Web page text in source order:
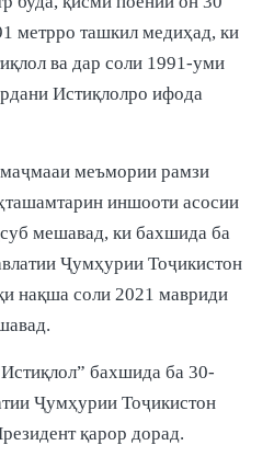
метрро ташкил медиҳад, ки
ва дар соли 1991-уми
Истиқлолро ифода
меъмории рамзи
иншооти асосии
мешавад, ки бахшида ба
Ҷумҳурии Тоҷикистон
нақша соли 2021 мавриди
бахшида ба 30-
Ҷумҳурии Тоҷикистон
қарор дорад.